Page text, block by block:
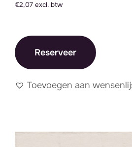
€2,07 excl. btw
Reserveer
Toevoegen aan